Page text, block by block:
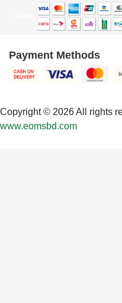
Payment Methods
Copyright © 2026 All rights
www.eomsbd.com